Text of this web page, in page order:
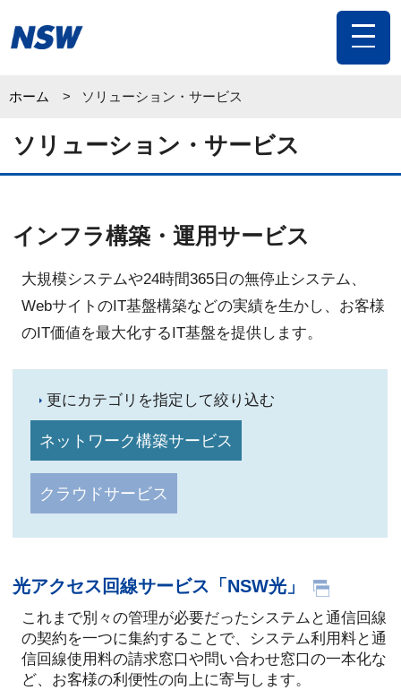
toggle
ホーム ソリューション・サービス
ソリューション・サービス
インフラ構築・運用サービス
大規模システムや24時間365日の無停止システム、
WebサイトのIT基盤構築などの実績を生かし、お客様
のIT価値を最大化するIT基盤を提供します。
更にカテゴリを指定して絞り込む
ネットワーク構築サービス
クラウドサービス
光アクセス回線サービス「NSW光」
これまで別々の管理が必要だったシステムと通信回線
の契約を一つに集約することで、システム利用料と通
信回線使用料の請求窓口や問い合わせ窓口の一本化な
ど、お客様の利便性の向上に寄与します。